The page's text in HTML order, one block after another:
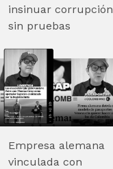
insinuar corrupción
sin pruebas
Empresa alemana
vinculada con